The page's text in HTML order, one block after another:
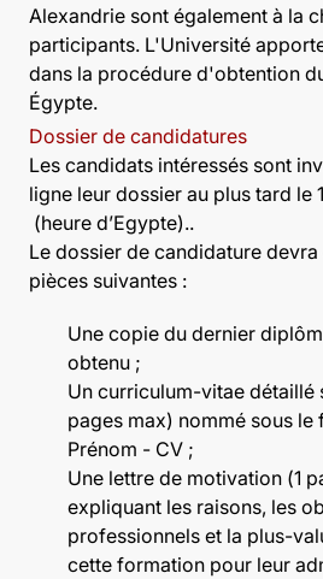
Alexandrie sont également à la
participants. L'Université
dans la procédure d'obtention
Égypte.
Dossier de candidatures
Les candidats intéressés sont
ligne leur dossier au plus tard le
(heure d’Egypte)..
Le dossier de candidature
pièces suivantes :
Une copie du dernier
obtenu ;
Un curriculum-vitae détaillé
pages max) nommé sous le
Prénom - CV ;
Une lettre de motivation (1
expliquant les raisons, les
professionnels et la plus-
cette formation pour leur